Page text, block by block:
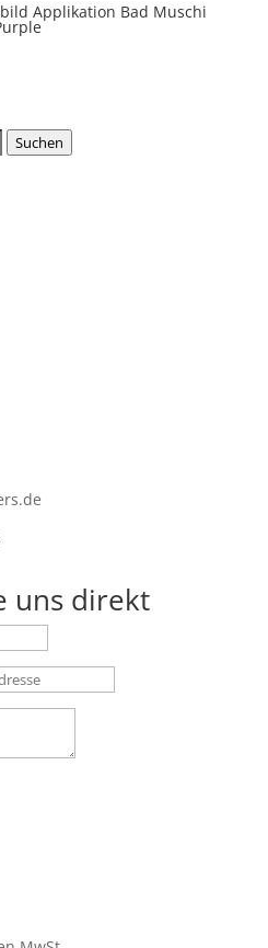
Applikation Bad Muschi
Suchen
uns direkt